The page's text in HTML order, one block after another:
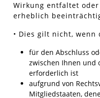
Wirkung entfaltet
erheblich
• Dies gilt nicht, wenn
für den Abschluss
zwischen Ihnen und
erforderlich ist
aufgrund von
Mitgliedstaaten,